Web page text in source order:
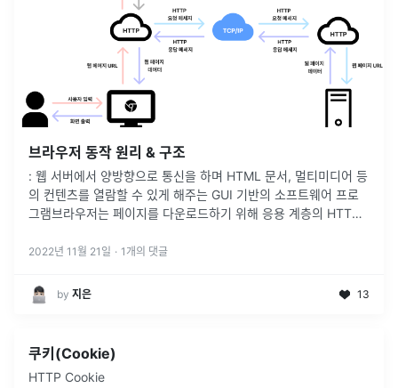
브라우저 동작 원리 & 구조
: 웹 서버에서 양방향으로 통신을 하며 HTML 문서, 멀티미디어 등
의 컨텐츠를 열람할 수 있게 해주는 GUI 기반의 소프트웨어 프로
그램브라우저는 페이지를 다운로드하기 위해 응용 계층의 HTTP
선택한 자원(...
2022년 11월 21일 · 1 개의 댓글
by 지은 13
쿠키(Cookie)
HTTP Cookie